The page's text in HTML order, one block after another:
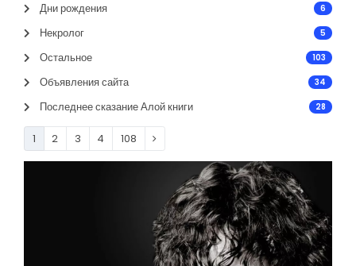
Дни рождения 6
Некролог 5
Остальное 103
Объявления сайта 34
Последнее сказание Алой книги 28
1 2 3 4 108